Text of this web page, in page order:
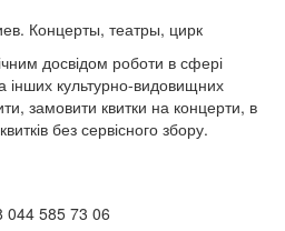
досвідом роботи в сфері
інших культурно-видовищних
замовити квитки на концерти, в
без сервісного збору.
044 585 73 06